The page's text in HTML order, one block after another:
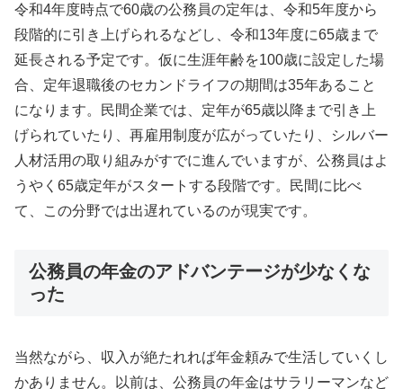
令和4年度時点で60歳の公務員の定年は、令和5年度から
段階的に引き上げられるなどし、令和13年度に65歳まで
延長される予定です。仮に生涯年齢を100歳に設定した場
合、定年退職後のセカンドライフの期間は35年あること
になります。民間企業では、定年が65歳以降まで引き上
げられていたり、再雇用制度が広がっていたり、シルバー
人材活用の取り組みがすでに進んでいますが、公務員はよ
うやく65歳定年がスタートする段階です。民間に比べ
て、この分野では出遅れているのが現実です。
公務員の年金のアドバンテージが少なくな
った
当然ながら、収入が絶たれれば年金頼みで生活していくし
かありません。以前は、公務員の年金はサラリーマンなど